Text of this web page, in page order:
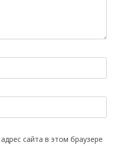
сайта в этом браузере